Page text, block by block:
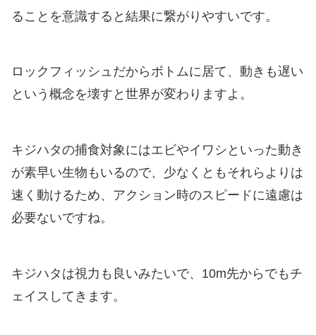
ることを意識すると結果に繋がりやすいです。
ロックフィッシュだからボトムに居て、動きも遅い
という概念を壊すと世界が変わりますよ。
キジハタの捕食対象にはエビやイワシといった動き
が素早い生物もいるので、少なくともそれらよりは
速く動けるため、アクション時のスピードに遠慮は
必要ないですね。
キジハタは視力も良いみたいで、10m先からでもチ
ェイスしてきます。